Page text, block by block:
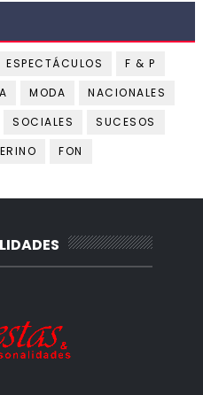
ESPECTÁCULOS
F & P
MODA
NACIONALES
SOCIALES
SUCESOS
FON